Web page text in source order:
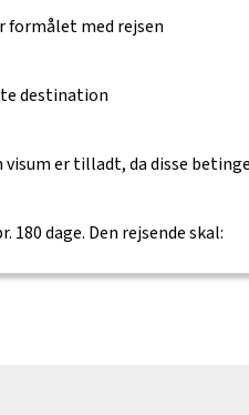
formålet med rejsen
destination
er tilladt, da disse
dage. Den rejsende skal: